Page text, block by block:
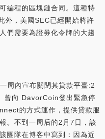
編程的區塊鏈合同。這種特
外，美國SEC已經開始將許
們需要為證券化令牌的大趨
周內宣布關閉其貸款平臺:2
曾向 DavorCoin發出緊急停
的方式運作，提供貸款服
。不到一周后的2月7日，該
團隊在博客中寫到：因為近